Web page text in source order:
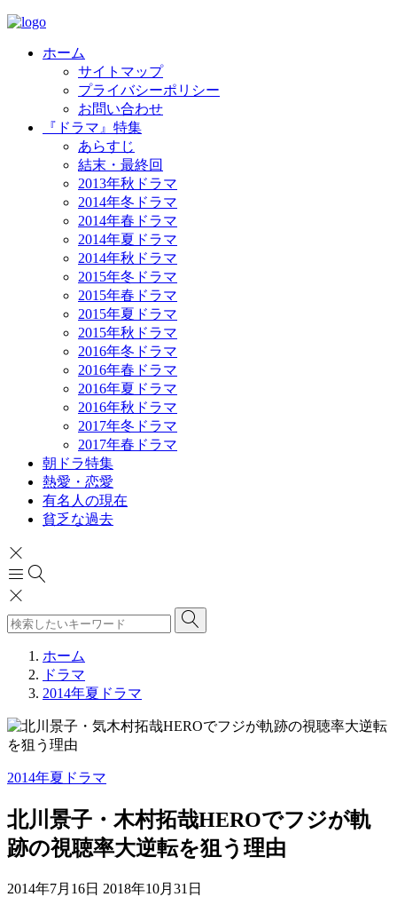
ホーム
サイトマップ
プライバシーポリシー
お問い合わせ
『ドラマ』特集
あらすじ
結末・最終回
2013年秋ドラマ
2014年冬ドラマ
2014年春ドラマ
2014年夏ドラマ
2014年秋ドラマ
2015年冬ドラマ
2015年春ドラマ
2015年夏ドラマ
2015年秋ドラマ
2016年冬ドラマ
2016年春ドラマ
2016年夏ドラマ
2016年秋ドラマ
2017年冬ドラマ
2017年春ドラマ
朝ドラ特集
熱愛・恋愛
有名人の現在
貧乏な過去
ホーム
ドラマ
2014年夏ドラマ
2014年夏ドラマ
北川景子・木村拓哉HEROでフジが軌
跡の視聴率大逆転を狙う理由
2014年7月16日 2018年10月31日